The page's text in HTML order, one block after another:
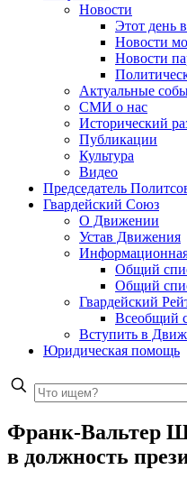
Новости
Этот день
Новости
Новости
Актуальные
СМИ о нас
Исторический
Публикации
Культура
Видео
Председатель
Гвардейский Союз
О Движении
Устав Движения
Общий
Общий
Гвардейский
Всеобщий
Вступить в
Юридическая помощь
Франк-Вальтер
в должность